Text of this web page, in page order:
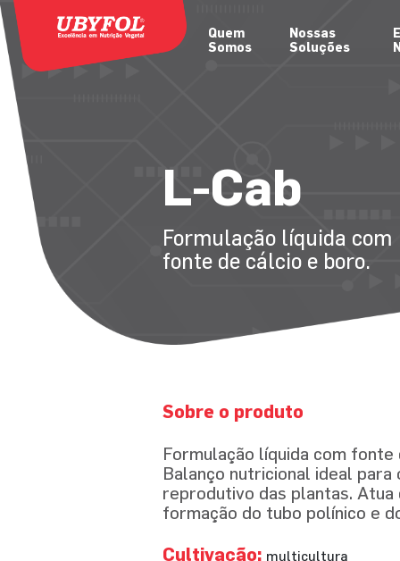
Quem
Somos
Nossas
Soluções
L-Cab
Formulação líquida com
fonte de cálcio e boro.
Sobre o produto
Formulação líquida com fonte
Balanço nutricional ideal para
reprodutivo das plantas.
formação do tubo polínico e
Cultivação: multicultura